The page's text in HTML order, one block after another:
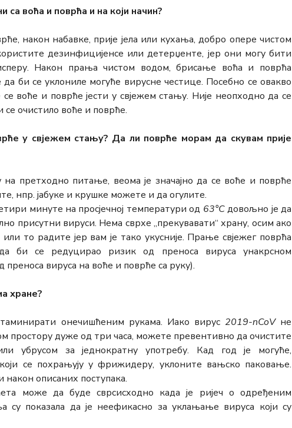
воћа и поврћа и на који начин?
након набавке, прије јела или кухања, добро опере чистом
дезинфицијенсе или детерџенте, јер они могу бити
Након прања чистом водом, брисање воћа и поврћа
би се уклониле могуће вирусне честице. Посебно се овакво
воће и поврће јести у свјежем стању. Није неопходно да се
очистило воће и поврће.
у свјежем стању? Да ли поврће морам да скувам прије
претходно питање, веома је значајно да се воће и поврће
нпр. јабуке и крушке можете и да огулите.
минуте на просјечној температури од 63°Cдовољно је да
присутни вируси. Нема сврхе „прекувавати“ храну, осим ако
то радите јер вам је тако укусније. Прање свјежег поврћа
би се редуцирао ризик од преноса вируса унакрсном
вируса на воће и поврће са руку).
хране?
онечишћеним рукама. Иако вирус 2019-nCoVне
простору дуже од три часа, можете превентивно да очистите
убрусом за једнократну употребу. Кад год је могуће,
се похрањују у фрижидеру, уклоните вањско паковање.
описаних поступака.
може да буде сврсисходно када је ријеч о одређеним
су показала да је неефикасно за уклањање вируса који су